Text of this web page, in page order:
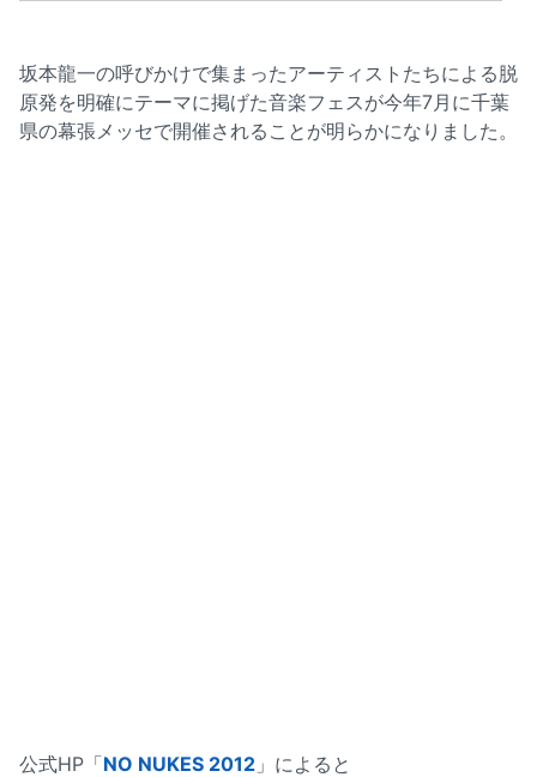
坂本龍一の呼びかけで集まったアーティストたちによる脱
原発を明確にテーマに掲げた音楽フェスが今年7月に千葉
県の幕張メッセで開催されることが明らかになりました。
公式HP「NO NUKES 2012 」によると